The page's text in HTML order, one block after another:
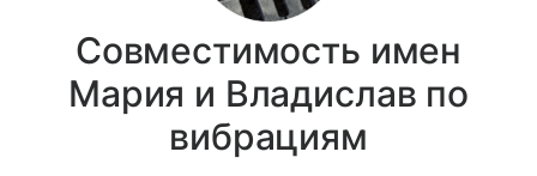
Совместимость имен
Мария и Владислав по
вибрациям